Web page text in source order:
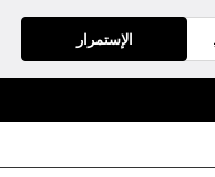
الإستمرار